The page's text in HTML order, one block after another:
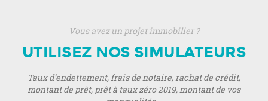
Vous avez un projet immobilier ?
UTILISEZ NOS SIMULATEURS
Taux d’endettement, frais de notaire, rachat de crédit,
montant de prêt, prêt à taux zéro 2019, montant de vos